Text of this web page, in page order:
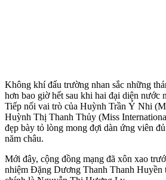
Không khí đấu trường nhan sắc những
hơn bao giờ hết sau khi hai đại diện nước
Tiếp nối vai trò của Huỳnh Trần Ý Nhi
Huỳnh Thị Thanh Thủy (Miss
đẹp bày tỏ lòng mong đợi dàn ứng viên
năm châu.
Mới đây, cộng đồng mạng đã xôn xao
nhiệm Đặng Dương Thanh Thanh Huyền